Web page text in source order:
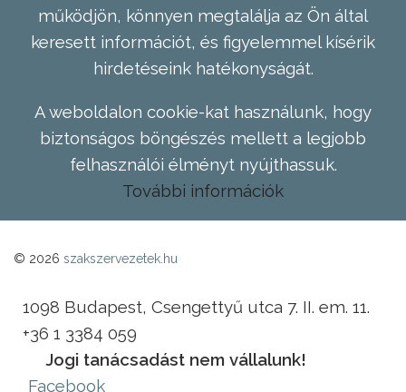
működjön, könnyen megtalálja az Ön által
keresett információt, és figyelemmel kísérik
hirdetéseink hatékonyságát.
A weboldalon cookie-kat használunk, hogy
biztonságos böngészés mellett a legjobb
felhasználói élményt nyújthassuk.
További információk
© 2026 szakszervezetek.hu
1098 Budapest, Csengettyű utca 7. II. em. 11.
+36 1 3384 059
Jogi tanácsadást nem vállalunk!
Facebook